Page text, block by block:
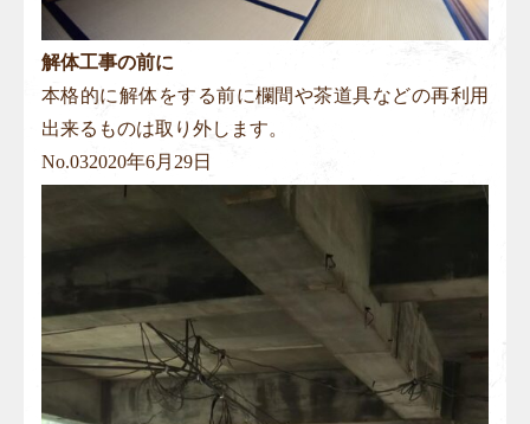
解体工事の前に
本格的に解体をする前に欄間や茶道具などの再利用
出来るものは取り外します。
No.032020年6月29日